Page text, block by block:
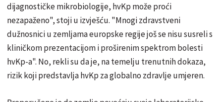
dijagnostičke mikrobiologije, hvKp može proći
nezapaženo", stoji u izvješću. "Mnogi zdravstveni
dužnosnici u zemljama europske regije još se nisu susreli s
kliničkom prezentacijom i proširenim spektrom bolesti
hvKp-a". No, rekli su da je, na temelju trenutnih dokaza,
rizik koji predstavlja hvKp za globalno zdravlje umjeren.